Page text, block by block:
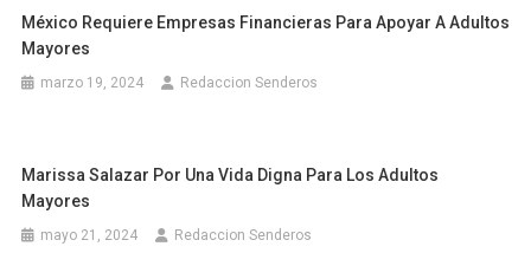
México Requiere Empresas Financieras Para Apoyar A Adultos
Mayores
marzo 19, 2024 Redaccion Senderos
Marissa Salazar Por Una Vida Digna Para Los Adultos
Mayores
mayo 21, 2024 Redaccion Senderos